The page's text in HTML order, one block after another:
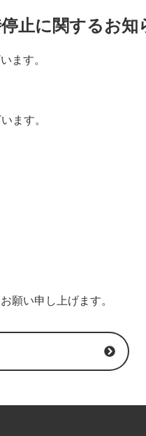
止に関するお知
ます。
ます。
願い申し上げます。